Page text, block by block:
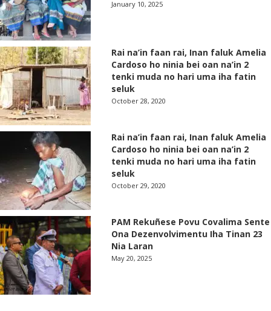
January 10, 2025
Rai na’in faan rai, Inan faluk Amelia
Cardoso ho ninia bei oan na’in 2
tenki muda no hari uma iha fatin
seluk
October 28, 2020
Rai na’in faan rai, Inan faluk Amelia
Cardoso ho ninia bei oan na’in 2
tenki muda no hari uma iha fatin
seluk
October 29, 2020
PAM Rekuñese Povu Covalima Sente
Ona Dezenvolvimentu Iha Tinan 23
Nia Laran
May 20, 2025